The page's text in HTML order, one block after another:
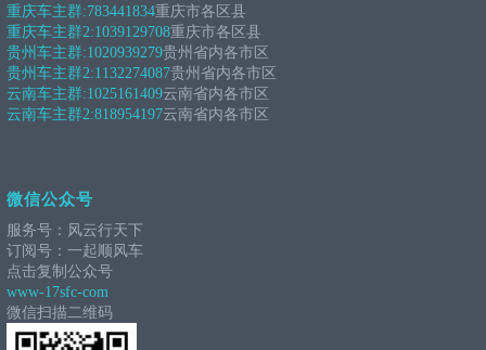
重庆车主群:783441834重庆市各区县
重庆车主群2:1039129708重庆市各区县
贵州车主群:1020939279贵州省内各市区
贵州车主群2:1132274087贵州省内各市区
云南车主群:1025161409云南省内各市区
云南车主群2:818954197云南省内各市区
微信公众号
服务号：风云行天下
订阅号：一起顺风车
点击复制公众号
www-17sfc-com
微信扫描二维码